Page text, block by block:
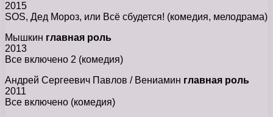
2015
SOS, Дед Мороз, или Всё сбудется! (комедия, мелодрама)
Мышкин главная роль
2013
Все включено 2 (комедия)
Андрей Сергеевич Павлов / Вениамин главная роль
2011
Все включено (комедия)